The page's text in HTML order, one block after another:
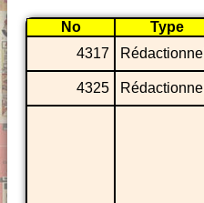
No Type
4317
Rédactionnel
4325 Rédactionnel